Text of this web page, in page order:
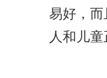
易好，
人和儿